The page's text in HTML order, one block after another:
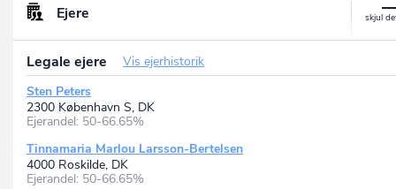
Ejere
Legale ejere
Vis ejerhistorik
Sten Peters
2300 København S, DK
Ejerandel: 50-66.65%
Tinnamaria Marlou Larsson-Bertelsen
4000 Roskilde, DK
Ejerandel: 50-66.65%